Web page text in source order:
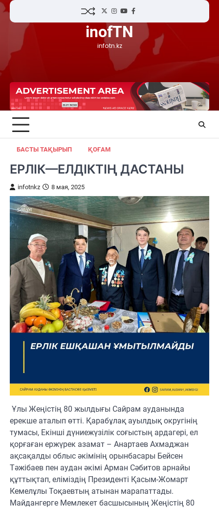
Skip
content
TwitterInstagram
YouTubeFacebook
inofTN
infotn.kz
БАСТЫ ТАҚЫРЫП ҚОҒАМ
ЕРЛІК—ЕЛДІКТІҢ ДАСТАНЫ
infotnkz 8 мая, 2025
️ Ұлы Жеңістің 80 жылдығы Сайрам ауданында
ерекше аталып өтті. Қарабұлақ ауылдық округінің
тумасы, Екінші дүниежүзілік соғыстың ардагері, ел
қорғаған ержүрек азамат – Анартаев Ахмаджан
ақсақалды облыс әкімінің орынбасары Бейсен
Тәжібаев пен аудан әкімі Арман Сәбитов арнайы
құттықтап, еліміздің Президенті Қасым-Жомарт
Кемелұлы Тоқаевтың атынан марапаттады.
Майдангерге Мемлекет басшысының Жеңістің 80